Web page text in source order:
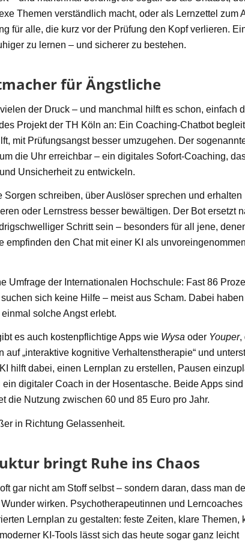
Themen verständlich macht, oder als Lernzettel zum
für alle, die kurz vor der Prüfung den Kopf verlieren.
zu lernen – und sicherer zu bestehen.
für Ängstliche
der Druck – und manchmal hilft es schon, einfach
Projekt der TH Köln an: Ein Coaching-Chatbot
mit Prüfungsangst besser umzugehen. Der
die Uhr erreichbar – ein digitales Sofort-Coaching,
Unsicherheit zu entwickeln.
Sorgen schreiben, über Auslöser sprechen und erhalten
oder Lernstress besser bewältigen. Der Bot ersetzt
Schritt sein – besonders für all jene,
den Chat mit einer KI als
Umfrage der Internationalen Hochschule: Fast 86
sich keine Hilfe – meist aus Scham. Dabei
solche Angst erlebt.
es auch kostenpflichtige Apps wie Wysa oder Youper,
„interaktive kognitive Verhaltenstherapie“ und
hilft dabei, einen Lernplan zu erstellen, Pausen
digitaler Coach in der Hosentasche. Beide Apps
die Nutzung zwischen 60 und 85 Euro pro Jahr.
in Richtung Gelassenheit.
bringt Ruhe ins Chaos
gar nicht am Stoff selbst – sondern daran, dass man
wirken. Psychotherapeutinnen und Lerncoaches
Lernplan zu gestalten: feste Zeiten, klare Themen,
KI-Tools lässt sich das heute sogar ganz leicht